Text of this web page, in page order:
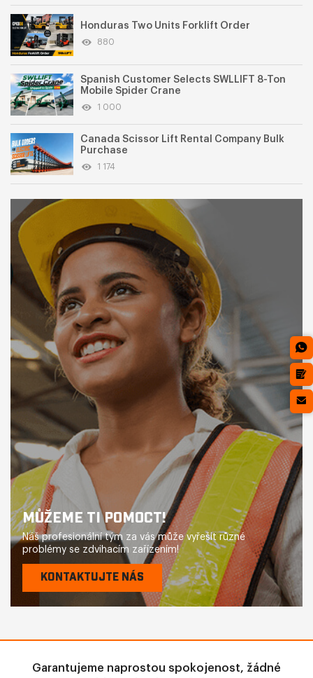
Honduras Two Units Forklift Order
880
Spanish Customer Selects SWLLIFT 8-Ton
Mobile Spider Crane
1 000
Canada Scissor Lift Rental Company Bulk
Purchase
1 174
MŮŽEME TI POMOCT!
Náš profesionální tým za vás může vyřešit různé
problémy se zdvihacím zařízením!
KONTAKTUJTE NÁS
Garantujeme naprostou spokojenost, žádné